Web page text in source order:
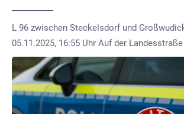
L 96 zwischen Steckelsdorf und
05.11.2025, 16:55 Uhr Auf der